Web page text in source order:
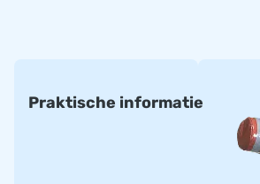
Praktische informatie